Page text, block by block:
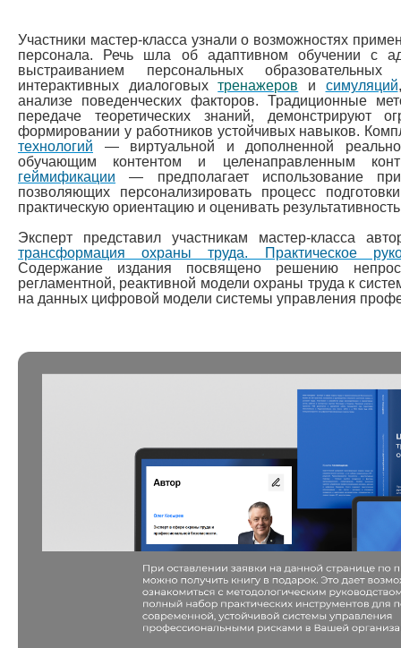
Участники мастер-класса узнали о возможностях
персонала. Речь шла об адаптивном обучении с
выстраиванием персональных
интерактивных диалоговыхтренажеров и симуляций
анализе поведенческих факторов. Традиционные
передаче теоретических знаний, демонстрируют
формировании у работников устойчивых навыков.
технологий — виртуальной и дополненной
обучающим контентом и целенаправленным
геймификации — предполагает использование
позволяющих персонализировать процесс
практическую ориентацию и оценивать
Эксперт представил участникам мастер-класса
трансформация охраны труда. Практическое
Содержание издания посвящено решению
регламентной, реактивной модели охраны труда к
на данных цифровой модели системы управления